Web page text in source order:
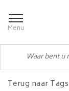
Menu
Terug naar Tags